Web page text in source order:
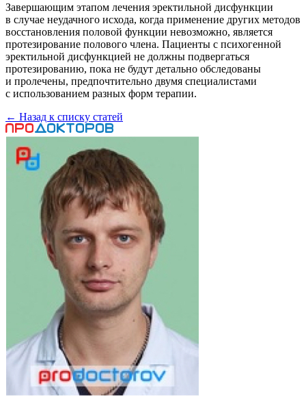
Завершающим этапом лечения эректильной дисфункции
в случае неудачного исхода, когда применение других методов
восстановления половой функции невозможно, является
протезирование полового члена. Пациенты с психогенной
эректильной дисфункцией не должны подвергаться
протезированию, пока не будут детально обследованы
и пролечены, предпочтительно двумя специалистами
с использованием разных форм терапии.
← Назад к списку статей